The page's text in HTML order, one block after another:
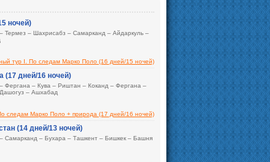
ночей)
– Шахрисабз – Самарканд – Айдаркуль –
(2) – Термез (1) – Шахрисабз –
тур I. По следам Марко Поло (16 дней/15 ночей)
(17 дней/16 ночей)
Фергана – Кува – Риштан – Коканд – Фергана –
– Ашхабад
(1) – Фергана (2) – Кува – Риштан – Коканд
следам Марко Поло + природа (17 дней/16 ночей)
(14 дней/13 ночей)
Самарканд – Бухара – Ташкент – Бишкек – Башня